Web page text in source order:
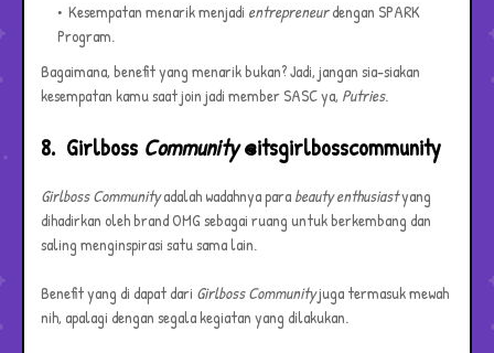
Kesempatan menarik menjadi entrepreneurdengan SPARK
Program.
Bagaimana, benefit yang menarik bukan? Jadi, jangan sia-siakan
kesempatan kamu saat join jadi member SASC ya, Putries.
8. Girlboss Community@itsgirlbosscommunity
Girlboss Communityadalah wadahnya parabeauty enthusiastyang
dihadirkan oleh brand OMG sebagai ruang untuk berkembang dan
saling menginspirasi satu sama lain.
Benefit yang di dapat dari Girlboss Communityjuga termasuk mewah
nih, apalagi dengan segala kegiatan yang dilakukan.